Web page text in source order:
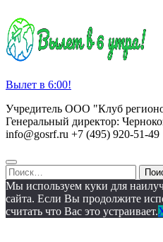
Вылет в 6:00!
Учредитель ООО "Клуб
Генеральный директор:
info@gosrf.ru +7 (495) 920-51-49
Найти:
Мы используем куки для
сайта. Если Вы продолжите
считать что Вас это устраивает.